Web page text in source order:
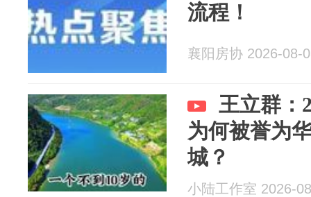
流程！
襄阳房协 2026-08-
王立群：
为何被誉为
城？
小陆工作室 2026-